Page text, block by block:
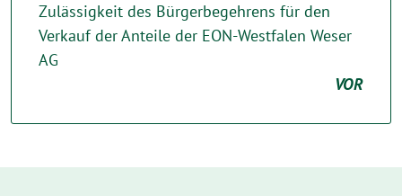
Zulässigkeit des Bürgerbegehrens für den
Verkauf der Anteile der EON-Westfalen Weser
AG
VOR